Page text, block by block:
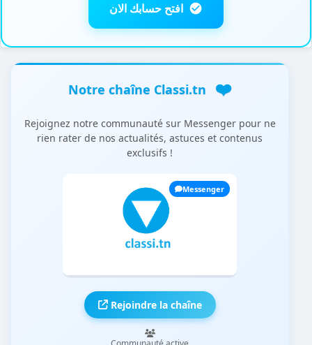
افتح حسابك الان
Notre chaîne Classi.tn ❤️
Rejoignez notre communauté sur Messenger pour ne
rien rater de nos actualités, astuces et contenus
exclusifs !
Messenger
Rejoindre la chaîne